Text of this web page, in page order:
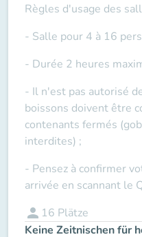
Règles d'usage des
- Salle pour 4 à 16
- Durée 2 heures
- Il n'est pas autorisé
boissons doivent être
contenants fermés
interdites) ;
- Pensez à confirmer
arrivée en scannant le
person 16 Plätze
Keine Zeitnischen für